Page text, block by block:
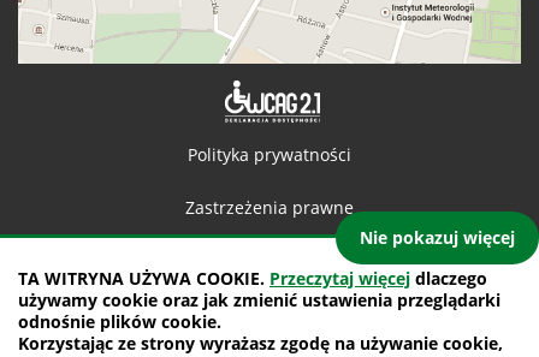
TA WITRYNA UŻYWA COOKIE. Przeczytaj więcej dlaczego
używamy cookie oraz jak zmienić ustawienia przeglądarki
odnośnie plików cookie.
Korzystając ze strony wyrażasz zgodę na używanie cookie,
Nie pokazuj więcej
Polityka prywatności
Zastrzeżenia prawne
Mapa witryny